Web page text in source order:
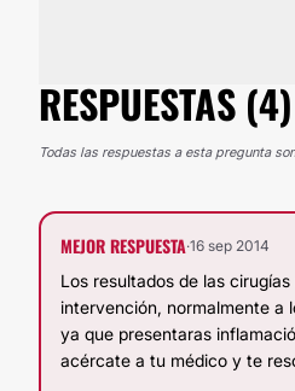
RESPUESTAS (4)
Todas las respuestas a esta pregunta
MEJOR RESPUESTA·16 sep 2014
Los resultados de las
intervención, normalmente a
ya que presentaras
acércate a tu médico y te